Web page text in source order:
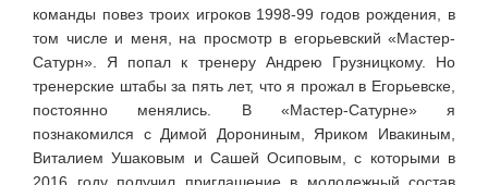
команды повез троих игроков 1998-99 годов рождения, в
том числе и меня, на просмотр в егорьевский «Мастер-
Сатурн». Я попал к тренеру Андрею Грузницкому. Но
тренерские штабы за пять лет, что я прожал в Егорьевске,
постоянно менялись. В «Мастер-Сатурне» я
познакомился с Димой Дорониным, Яриком Ивакиным,
Виталием Ушаковым и Сашей Осиповым, с которыми в
2016 году получил приглашение в молодежный состав